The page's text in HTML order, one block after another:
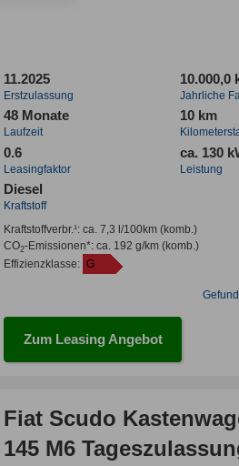
11.2025
Erstzulassung
10.000,0
Jahrliche
48 Monate
Laufzeit
10 km
0.6
Leasingfaktor
ca. 130
Leistung
Diesel
Kraftstoff
Kraftstoffverbr.¹: ca. 7,3 l/100km(komb.)
CO2-Emissionen*: ca. 192 g/km(komb.)
Effizienzklasse: G
Zum Leasing Angebot
Fiat Scudo
145 M6